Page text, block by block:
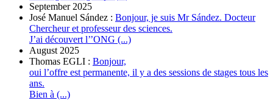
September 2025
José Manuel Sández : Bonjour, je suis Mr Sández. Docteur
Chercheur et professeur des sciences.
J’ai découvert l’’ONG (...)
August 2025
Thomas EGLI : Bonjour,
oui l’offre est permanente, il y a des sessions de stages tous les
ans.
Bien à (...)